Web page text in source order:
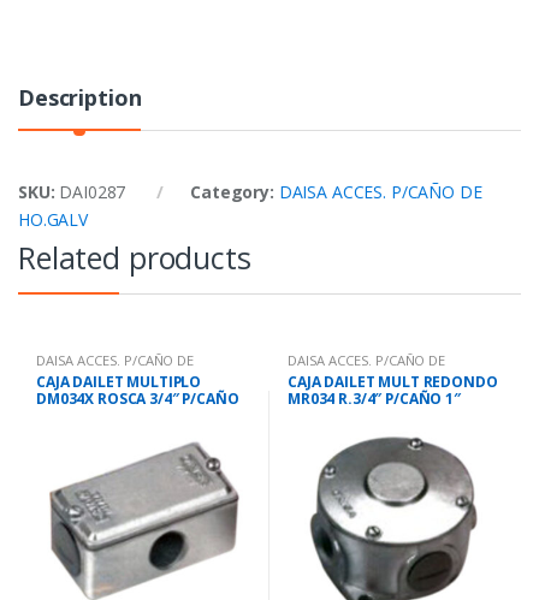
Description
SKU: DAI0287 Category: DAISA ACCES. P/CAÑO DE
HO.GALV
Related products
DAISA ACCES. P/CAÑO DE
HO.GALV
CAJA DAILET MULTIPLO
DM034X ROSCA 3/4″ P/CAÑO
DAISA ACCES. P/CAÑO DE
HO.GALV
CAJA DAILET MULT REDONDO
MR034 R.3/4″ P/CAÑO 1″